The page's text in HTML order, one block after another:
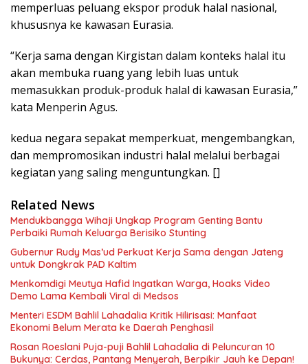
memperluas peluang ekspor produk halal nasional,
khususnya ke kawasan Eurasia.
“Kerja sama dengan Kirgistan dalam konteks halal itu
akan membuka ruang yang lebih luas untuk
memasukkan produk-produk halal di kawasan Eurasia,”
kata Menperin Agus.
kedua negara sepakat memperkuat, mengembangkan,
dan mempromosikan industri halal melalui berbagai
kegiatan yang saling menguntungkan. []
Related News
Mendukbangga Wihaji Ungkap Program Genting Bantu
Perbaiki Rumah Keluarga Berisiko Stunting
Gubernur Rudy Mas’ud Perkuat Kerja Sama dengan Jateng
untuk Dongkrak PAD Kaltim
Menkomdigi Meutya Hafid Ingatkan Warga, Hoaks Video
Demo Lama Kembali Viral di Medsos
Menteri ESDM Bahlil Lahadalia Kritik Hilirisasi: Manfaat
Ekonomi Belum Merata ke Daerah Penghasil
Rosan Roeslani Puja-puji Bahlil Lahadalia di Peluncuran 10
Bukunya: Cerdas, Pantang Menyerah, Berpikir Jauh ke Depan!